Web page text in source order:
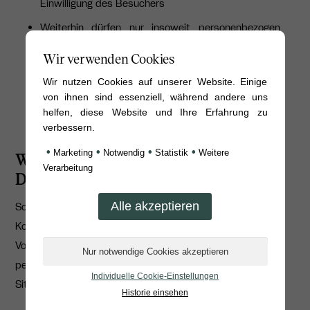
Einwilligung des Besuchers
Weiterhin dürfen nur insoweit personenbezogen
Umfrage dient (Grundsatz der Datenminimierung).
Letztlich muss der Gastronom dafür sorgen, dass
die Daten gegen Einsicht Dritter geschützt werden.
Was müssen Gastronomen im
Datenschutz beachten?
Sobald Gastronomen mit personenbezogenen Daten in
Kontakt kommen, müssen datenschutzrechtliche
Vorgaben aus der DSGVO eingehalten werden. Diese
personenbezogenen Daten treten in folgenden
Situationen auf:
Wir verwenden Cookies
Wir nutzen Cookies auf unserer Website. Einige
von ihnen sind essenziell, während andere uns
helfen, diese Website und Ihre Erfahrung zu
verbessern.
• Marketing • Notwendig • Statistik • Weitere
Verarbeitung
Individuelle Cookie-Einstellungen
Historie einsehen